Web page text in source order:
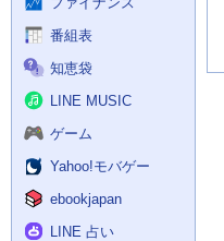
番組表
知恵袋
LINE MUSIC
ゲーム
Yahoo!モバゲー
ebookjapan
LINE 占い